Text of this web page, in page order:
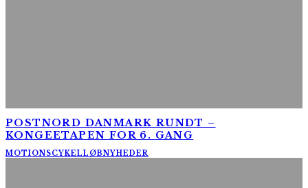
POSTNORD DANMARK RUNDT –
KONGEETAPEN FOR 6. GANG
MOTIONSCYKELLØBNYHEDER